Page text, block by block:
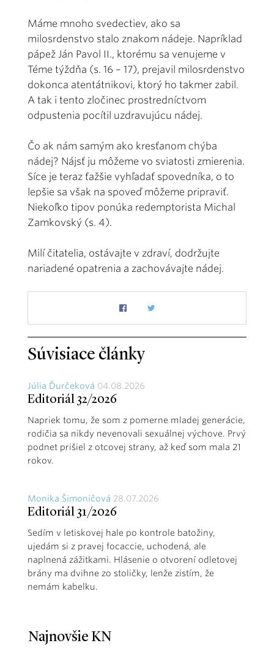
Máme mnoho svedectiev, ako sa
milosrdenstvo stalo znakom nádeje. Napríklad
pápež Ján Pavol II., ktorému sa venujeme v
Téme týždňa (s. 16 – 17), prejavil milosrdenstvo
dokonca atentátnikovi, ktorý ho takmer zabil.
A tak i tento zločinec prostredníctvom
odpustenia pocítil uzdravujúcu nádej.
Čo ak nám samým ako kresťanom chýba
nádej? Nájsť ju môžeme vo sviatosti zmierenia.
Síce je teraz ťažšie vyhľadať spovedníka, o to
lepšie sa však na spoveď môžeme pripraviť.
Niekoľko tipov ponúka redemptorista Michal
Zamkovský (s. 4).
Milí čitatelia, ostávajte v zdraví, dodržujte
nariadené opatrenia a zachovávajte nádej.
Súvisiace články
Júlia Ďurčeková 04.08.2026
Editoriál 32/2026
Napriek tomu, že som z pomerne mladej generácie,
rodičia sa nikdy nevenovali sexuálnej výchove. Prvý
podnet prišiel z otcovej strany, až keď som mala 21
rokov.
Monika Šimoničová 28.07.2026
Editoriál 31/2026
Sedím v letiskovej hale po kontrole batožiny,
ujedám si z pravej focaccie, uchodená, ale
naplnená zážitkami. Hlásenie o otvorení odletovej
brány ma dvihne zo stoličky, lenže zistím, že
nemám kabelku.
Najnovšie KN